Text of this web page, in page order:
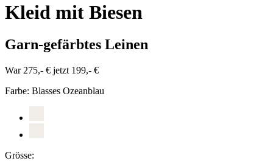
Kleid mit Biesen
Garn-gefärbtes Leinen
War 275,- € jetzt 199,- €
Farbe: Blasses Ozeanblau
Grösse: